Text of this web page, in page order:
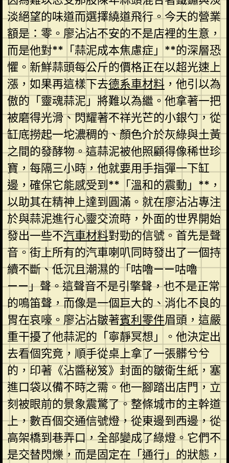
淡絕望的味道而選擇繞道飛行。今天的營業
額是：零。廖沾沾不安的不是店裡的生意，
而是他對**「蒜泥成本焦慮症」**的深層恐
懼。新鮮蒜頭每公斤的價格正在以超光速上
漲，如果再這樣下去德系車材料，他引以為
傲的「靈魂蒜泥」將難以為繼。他拿著一把
被磨得光滑、閃耀著不祥光芒的小銀勺，從
缸底撈起一坨濃稠的、顏色介於灰綠與土黃
之間的發酵物。這蒜泥被他照顧得像稀世珍
寶，每隔三小時，他就要用手指彈一下缸
邊，確保它能感受到**「溫和的震動」**，
以助其在精神上達到圓滿。就在廖沾沾專注
於與蒜泥進行心靈交流時，外面的世界開始
發出一些不汽車材料對勁的信號。首先是聲
音。街上所有的汽車喇叭同時發出了一個持
續不斷、低沉且潮濕的「咕嚕——咕嚕
——」聲。這聲音不是引擎聲，也不是正常
的鳴笛聲，而像是一個巨大的、消化不良的
胃在哀嚎。廖沾沾皺著賓利零件眉頭，這嚴
重干擾了他蒜泥的「寧靜冥想」。他決定出
去看個究竟，順手從桌上拿了一張髒兮兮
的，印著《沾醬秘笈》封面的皺衛生紙，塞
進口袋以備不時之需。他一腳踏出店門，立
刻被眼前的景象震驚了。整條城市的主幹道
上，數百個交通信號燈，從東邊到西邊，從
高架橋到巷弄口，全部變成了綠燈。它們不
是交替閃爍，而是固定在「通行」的狀態，